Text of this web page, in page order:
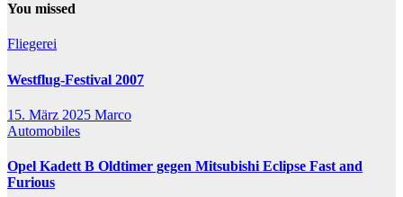
You missed
Fliegerei
Westflug-Festival 2007
15. März 2025 Marco
Automobiles
Opel Kadett B Oldtimer gegen Mitsubishi Eclipse Fast and
Furious